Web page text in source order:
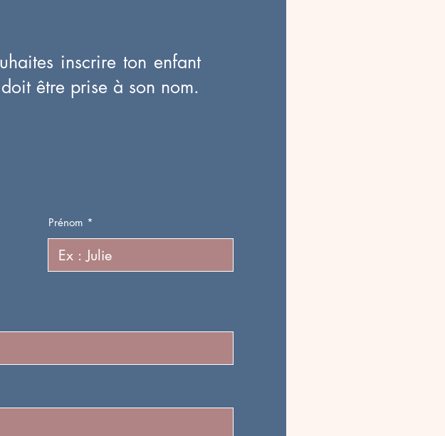
inscrire ton enfant
être prise à son nom.
Prénom